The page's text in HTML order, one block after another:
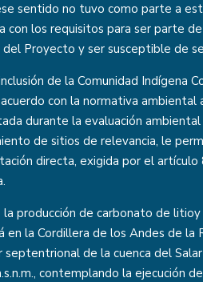
sentido no tuvo como parte a
con los requisitos para ser parte
Proyecto y ser susceptible de
de la Comunidad Indígena
con la normativa ambiental
durante la evaluación
de sitios de relevancia, le
directa, exigida por el artículo
producción de carbonato de
en la Cordillera de los Andes de la
de la cuenca del Salar
contemplando la ejecución